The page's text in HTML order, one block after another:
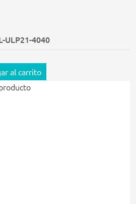
ULP21-4040
al carrito